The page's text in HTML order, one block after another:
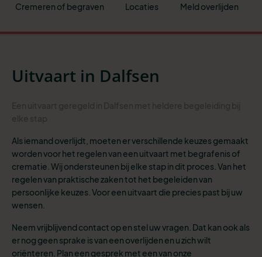
Cremeren of begraven Locaties Meld overlijden
Uitvaart in Dalfsen
Als iemand overlijdt, moeten er verschillende keuzes gemaakt
worden voor het regelen van een uitvaart met begrafenis of
crematie. Wij ondersteunen bij elke stap in dit proces. Van het
regelen van praktische zaken tot het begeleiden van
persoonlijke keuzes. Voor een uitvaart die precies past bij uw
wensen.
Neem vrijblijvend contact op en stel uw vragen. Dat kan ook als
er nog geen sprake is van een overlijden en u zich wilt
oriënteren. Plan een gesprek met een van onze